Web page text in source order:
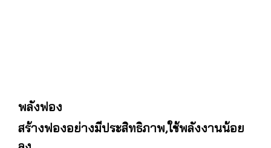
พลังฟอง
สร้างฟองอย่างมีประสิทธิภาพ,ใช้พลังงานน้อย